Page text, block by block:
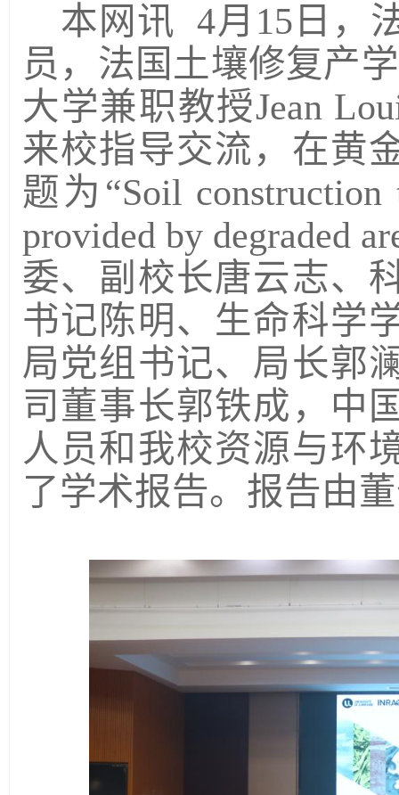
本网讯 4月15日，
员，法国土壤修复产
大学兼职教授Jean
来校指导交流，在黄
题为“Soil construction
provided by degraded
委、副校长唐云志、
书记陈明、生命科学
局党组书记、局长郭
司董事长郭铁成 ，中
人员和我校资源与环
了学术报告。报告由